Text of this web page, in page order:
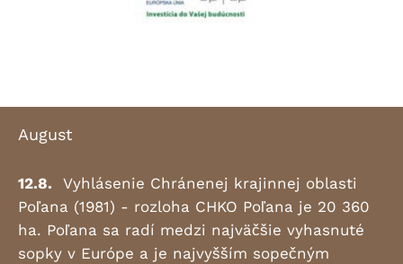
August
12.8. Vyhlásenie Chránenej krajinnej oblasti
Poľana (1981) - rozloha CHKO Poľana je 20 360
ha. Poľana sa radí medzi najväčšie vyhasnuté
sopky v Európe a je najvyšším sopečným